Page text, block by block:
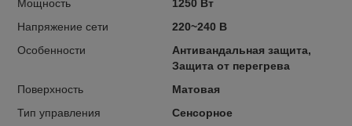
Мощность
1250 Вт
Напряжение сети
220~240 В
Особенности
Антивандальная защита,
Защита от перегрева
Поверхность
Матовая
Тип управления
Сенсорное